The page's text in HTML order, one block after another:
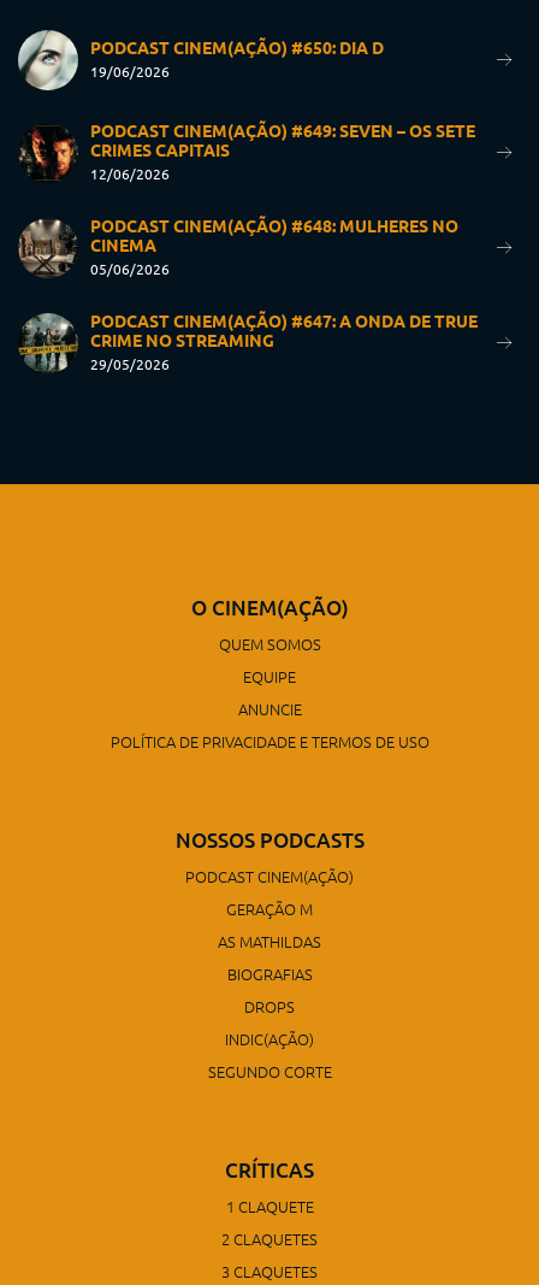
PODCAST CINEM(AÇÃO) #650: DIA D
19/06/2026
PODCAST CINEM(AÇÃO) #649: SEVEN – OS SETE
CRIMES CAPITAIS
12/06/2026
PODCAST CINEM(AÇÃO) #648: MULHERES NO
CINEMA
05/06/2026
PODCAST CINEM(AÇÃO) #647: A ONDA DE TRUE
CRIME NO STREAMING
29/05/2026
O CINEM(AÇÃO)
QUEM SOMOS
EQUIPE
ANUNCIE
POLÍTICA DE PRIVACIDADE E TERMOS DE USO
NOSSOS PODCASTS
PODCAST CINEM(AÇÃO)
GERAÇÃO M
AS MATHILDAS
BIOGRAFIAS
DROPS
INDIC(AÇÃO)
SEGUNDO CORTE
CRÍTICAS
1 CLAQUETE
2 CLAQUETES
3 CLAQUETES